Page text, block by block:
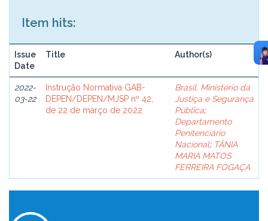
Item hits:
Issue
Date
Title Author(s)
2022-
03-22
Instrução Normativa GAB-
DEPEN/DEPEN/MJSP nº 42,
de 22 de março de 2022
Brasil. Ministério da
Justiça e Segurança
Pública;
Departamento
Penitenciário
Nacional; TÂNIA
MARIA MATOS
FERREIRA FOGAÇA